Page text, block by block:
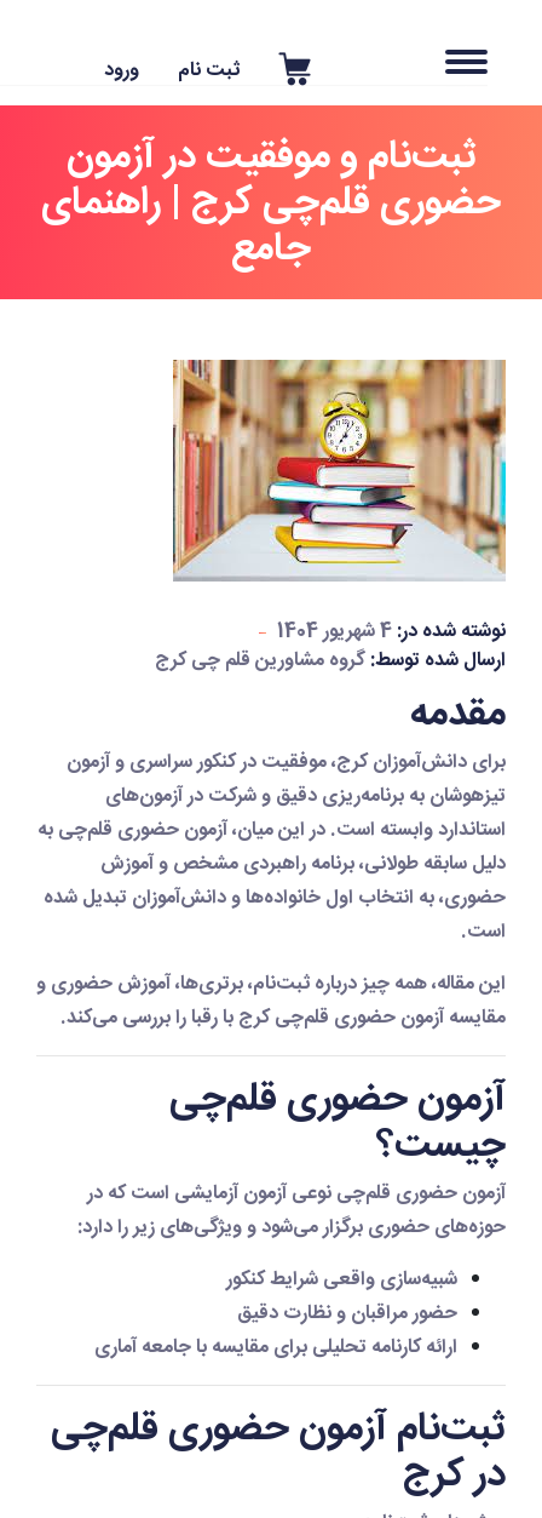
ثبت نام
ثبت‌نام و موفقیت در آزمون
حضوری قلم‌چی کرج | راهنمای
جامع
نوشته شده در:4 شهریور 1404
ارسال شده توسط:گروه مشاورین قلم چی کرج
مقدمه
برای دانش‌آموزان کرج، موفقیت درکنکور سراسریوآزمون
تیزهوشانبه برنامه‌ریزی دقیق و شرکت در آزمون‌های
استاندارد وابسته است. در این میان،آزمون حضوری قلم‌چیبه
دلیل سابقه طولانی، برنامه راهبردی مشخص و آموزش
حضوری، به انتخاب اول خانواده‌ها و دانش‌آموزان تبدیل شده
است.
این مقاله، همه چیز درباره ثبت‌نام، برتری‌ها، آموزش حضوری و
مقایسه آزمون حضوری قلم‌چی کرج با رقبا را بررسی می‌کند.
آزمون حضوری قلم‌چی
چیست؟
آزمون حضوری قلم‌چینوعی آزمون آزمایشی است که در
حوزه‌های حضوری برگزار می‌شود و ویژگی‌های زیر را دارد:
شبیه‌سازی واقعی شرایط کنکور
حضور مراقبان و نظارت دقیق
ارائه کارنامه تحلیلی برای مقایسه با جامعه آماری
ثبت‌نام آزمون حضوری قلم‌چی
در کرج